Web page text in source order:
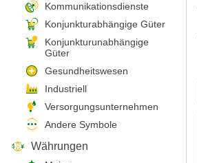
Kommunikationsdienste
Konjunkturabhängige Güter
Konjunkturunabhängige
Güter
Gesundheitswesen
Industriell
Versorgungsunternehmen
Andere Symbole
Währungen